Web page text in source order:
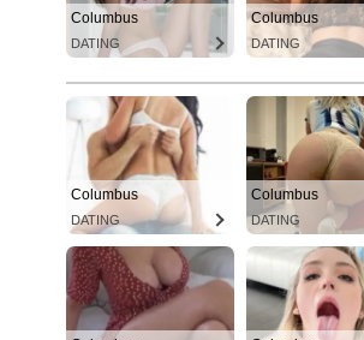
Columbus
DATING
Columbus
DATING
Columbus
DATING
Columbus
DATING